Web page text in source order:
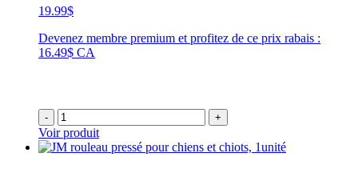
19.99$
Devenez membre premium et profitez de ce prix rabais :
16.49$ CA
- +
Voir produit